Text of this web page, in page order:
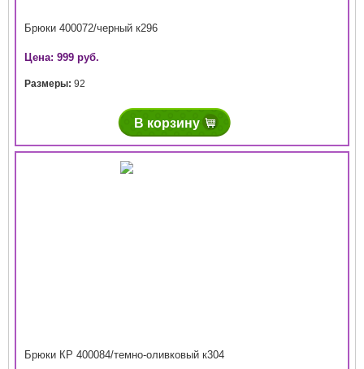
Брюки 400072/черный к296
Цена: 999 руб.
Размеры: 92
В корзину
Брюки КР 400084/темно-оливковый к304